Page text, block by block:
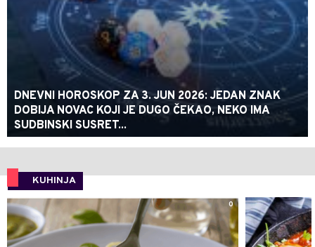
DNEVNI HOROSKOP ZA 3. JUN 2026: JEDAN ZNAK
DOBIJA NOVAC KOJI JE DUGO ČEKAO, NEKO IMA
SUDBINSKI SUSRET...
KUHINJA
0